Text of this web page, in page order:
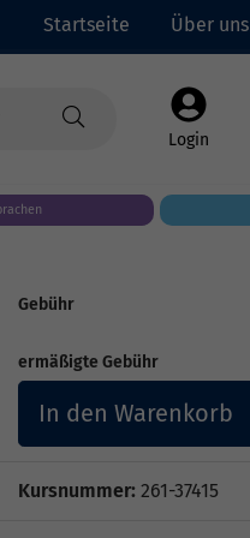
Startseite Über uns
Login
Gebühr
ermäßigte Gebühr
In den Warenkorb
Kursnummer: 261-37415